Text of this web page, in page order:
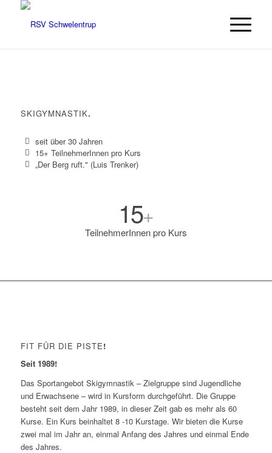
SKIGYMNASTIK.
seit über 30 Jahren
15+ TeilnehmerInnen pro Kurs
„Der Berg ruft." (Luis Trenker)
15+
TeilnehmerInnen pro Kurs
FIT FÜR DIE PISTE!
Seit 1989!
Das Sportangebot Skigymnastik – Zielgruppe sind Jugendliche
und Erwachsene – wird in Kursform durchgeführt. Die Gruppe
besteht seit dem Jahr 1989, in dieser Zeit gab es mehr als 60
Kurse. Ein Kurs beinhaltet 8 -10 Kurstage. Wir bieten die Kurse
zwei mal im Jahr an, einmal Anfang des Jahres und einmal Ende
des Jahres.